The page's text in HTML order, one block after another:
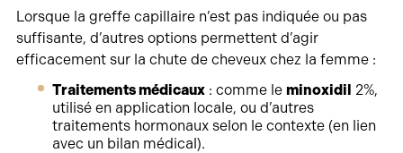
Lorsque la greffe capillaire n’est pas indiquée ou pas
suffisante, d’autres options permettent d’agir
efficacement sur la chute de cheveux chez la femme :
Traitements médicaux: comme le minoxidil 2%,
utilisé en application locale, ou d’autres
traitements hormonaux selon le contexte (en lien
avec un bilan médical).